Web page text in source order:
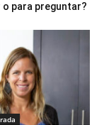
para preguntar?